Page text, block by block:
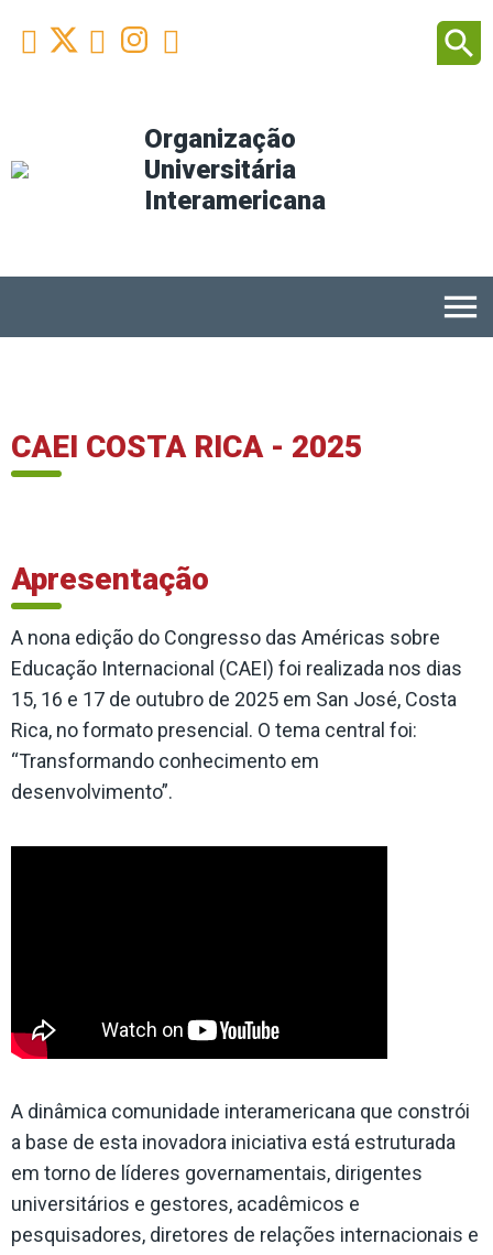
Organização
Universitária
Interamericana
 Facebook
 YoutubeInstagram
 search
menu
CAEI COSTA RICA - 2025
Apresentação
A nona edição do Congresso das Américas sobre
Educação Internacional (CAEI) foi realizada nos dias
15, 16 e 17 de outubro de 2025 em San José, Costa
Rica, no formato presencial. O tema central foi:
“Transformando conhecimento em
desenvolvimento”.
A dinâmica comunidade interamericana que constrói
a base de esta inovadora iniciativa está estruturada
em torno de líderes governamentais, dirigentes
universitários e gestores, acadêmicos e
pesquisadores, diretores de relações internacionais e